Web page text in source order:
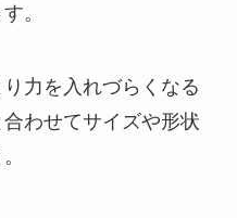
。
力を入れづらくなる
わせてサイズや形状